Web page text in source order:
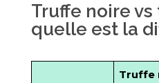
Truffe noire vs
quelle est la
Truffe